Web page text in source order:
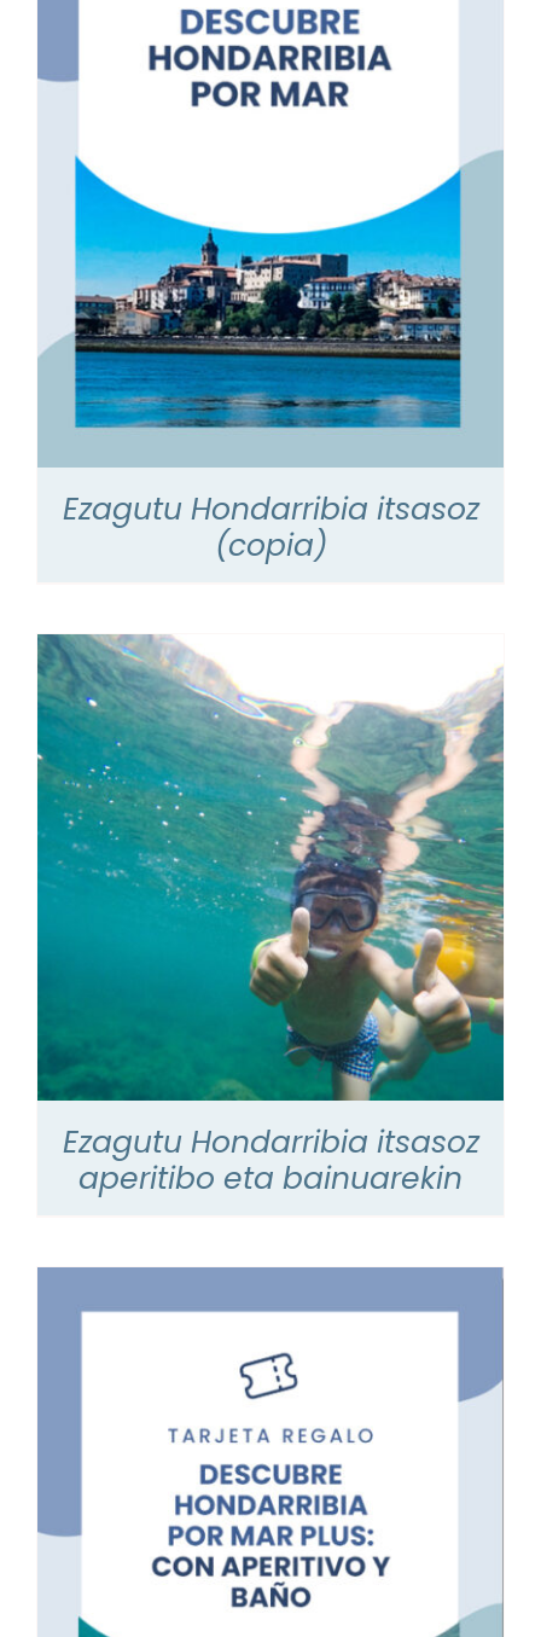
Ezagutu Hondarribia itsasoz
(copia)
Ezagutu Hondarribia itsasoz
aperitibo eta bainuarekin